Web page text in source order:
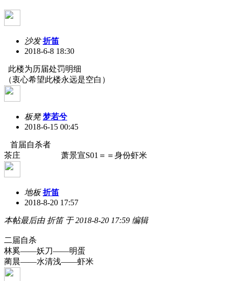
沙发 折笛
2018-6-8 18:30
此楼为历届处罚明细
（衷心希望此楼永远是空白）
板凳 梦若兮
2018-6-15 00:45
首届自杀者
茶庄 萧景宣S01＝＝身份虾米
地板 折笛
2018-8-20 17:57
本帖最后由 折笛 于 2018-8-20 17:59 编辑
二届自杀
林奚――妖刀――明蛋
蔺晨――水清浅――虾米